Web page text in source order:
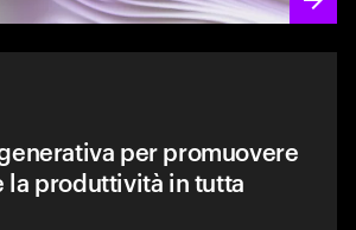
per promuovere
la produttività in tutta